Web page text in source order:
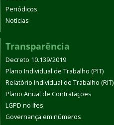
Periódicos
Notícias
Transparência
Decreto 10.139/2019
Plano Individual de Trabalho (PIT)
Relatório Individual de Trabalho (RIT)
Plano Anual de Contratações
LGPD no Ifes
Governança em números